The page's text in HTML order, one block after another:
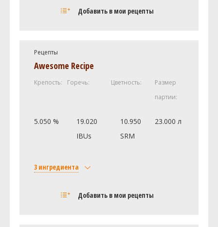
Добавить в мои рецепты
Pale Ale Weyermann
Castle Malting Cara Blond
Цитра (Citra)
33 г
Рецепты
Добавить в мои рецепты
Awesome Recipe
Крепость: Горечь: Цветность:
Размер
партии:
5.050 %
19.020
IBUs
10.950
SRM
23.000 л
3 ингредиента
Maris Otter Pale Malt